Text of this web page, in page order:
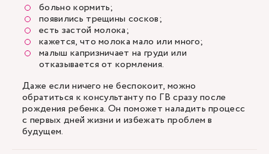
больно кормить;
появились трещины сосков;
есть застой молока;
кажется, что молока мало или много;
малыш капризничает на груди или
отказывается от кормления.
Даже если ничего не беспокоит, можно
обратиться к консультанту по ГВ сразу после
рождения ребенка. Он поможет наладить процесс
с первых дней жизни и избежать проблем в
будущем.